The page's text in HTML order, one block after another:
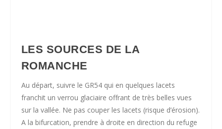
LES SOURCES DE LA
ROMANCHE
Au départ, suivre le GR54 qui en quelques lacets
franchit un verrou glaciaire offrant de très belles vues
sur la vallée. Ne pas couper les lacets (risque d’érosion).
A la bifurcation, prendre à droite en direction du refuge